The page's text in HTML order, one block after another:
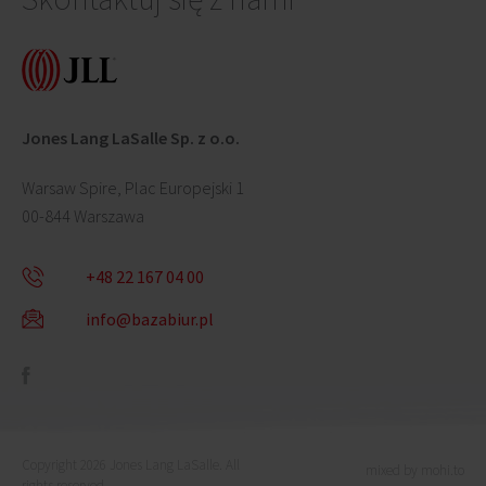
Jones Lang LaSalle Sp. z o.o.
Warsaw Spire, Plac Europejski 1
00-844 Warszawa
+48 22 167 04 00
info@bazabiur.pl